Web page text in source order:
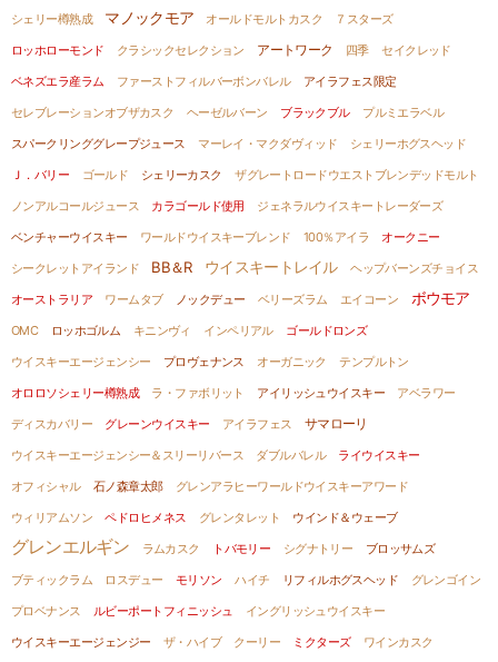
シェリー樽熟成
マノックモア オールドモルトカスク
７スターズ
ロッホローモンド
クラシックセレクション アートワーク 四季
セイクレッド
ベネズエラ産ラム
ファーストフィルバーボンバレル
アイラフェス限定
セレブレーションオブザカスク
ヘーゼルバーン ブラックブル
プルミエラベル
スパークリンググレープジュース
マーレイ・マクダヴィッド
シェリーホグスヘッド
Ｊ．バリー
ゴールド シェリーカスク
ザグレートロードウエストブレンデッドモルト
ノンアルコールジュース
カラゴールド使用
ジェネラルウイスキートレーダーズ
ベンチャーウイスキー
ワールドウイスキーブレンド 100％アイラ
オークニー
シークレットアイランド
BB＆R ウイスキートレイル
ヘップバーンズチョイス
オーストラリア
ワームタブ ノックデュー ベリーズラム エイコーン ボウモア
OMC ロッホゴルム キニンヴィ インペリアル
ゴールドロンズ
ウイスキーエージェンシー
プロヴェナンス オーガニック
テンプルトン
オロロソシェリー樽熟成
ラ・ファボリット アイリッシュウイスキー
アベラワー
ディスカバリー
グレーンウイスキー アイラフェス サマローリ
ウイスキーエージェンシー＆スリーリバース ダブルバレル
ライウイスキー
オフィシャル
石ノ森章太郎
グレンアラヒーワールドウイスキーアワード
ウィリアムソン
ペドロヒメネス グレンタレット ウインド＆ウェーブ
グレンエルギン ラムカスク トバモリー シグナトリー
ブロッサムズ
ブティックラム
ロスデュー モリソン ハイチ リフィルホグスヘッド
グレンゴイン
プロベナンス
ルビーポートフィニッシュ
イングリッシュウイスキー
ウイスキーエージェンジー
ザ・ハイブ クーリー ミクターズ ワインカスク